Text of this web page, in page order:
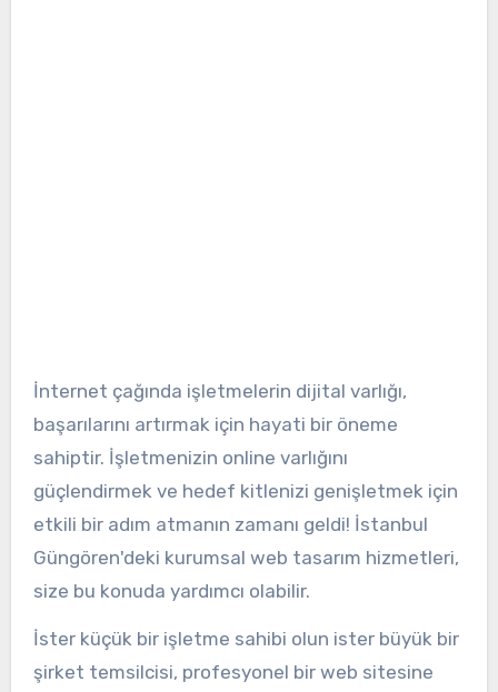
İnternet çağında işletmelerin dijital varlığı,
başarılarını artırmak için hayati bir öneme
sahiptir. İşletmenizin online varlığını
güçlendirmek ve hedef kitlenizi genişletmek için
etkili bir adım atmanın zamanı geldi! İstanbul
Güngören'deki kurumsal web tasarım hizmetleri,
size bu konuda yardımcı olabilir.
İster küçük bir işletme sahibi olun ister büyük bir
şirket temsilcisi, profesyonel bir web sitesine